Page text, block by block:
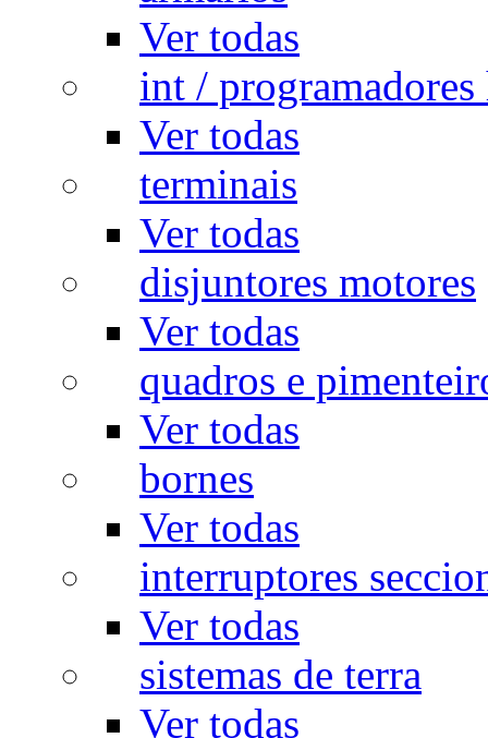
Ver todas
int / programadores
Ver todas
terminais
Ver todas
disjuntores motores
Ver todas
quadros e
Ver todas
bornes
Ver todas
interruptores
Ver todas
sistemas de terra
Ver todas